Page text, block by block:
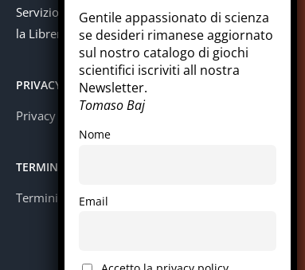
Servizio offerto in collaborazione con
la Libreria Colosi di Messina.
PRIVACY
Privacy policy
TERMINI E CONDIZIONI
Termini e condizioni
Gentile appassionato di scienza
se desideri rimanese aggiornato
sul nostro catalogo di giochi
scientifici iscriviti all nostra
Newsletter.
Tomaso Baj
Nome
Email